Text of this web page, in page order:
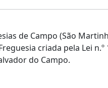
de Campo (São
criada pela Lei
do Campo.